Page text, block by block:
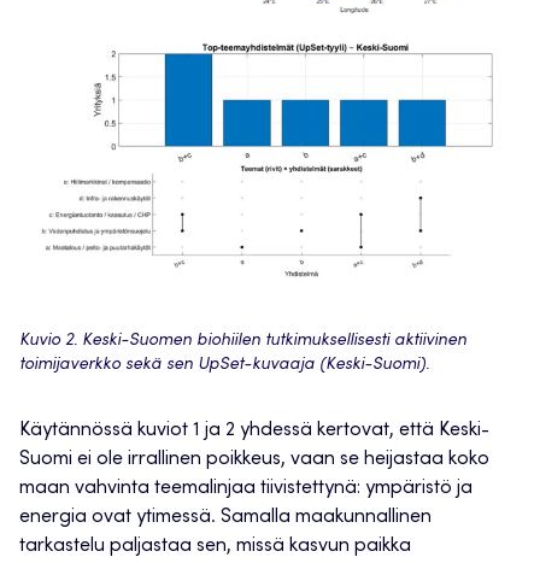
Kuvio 2. Keski-Suomen biohiilen tutkimuksellisesti aktiivinen
toimijaverkko sekä sen UpSet-kuvaaja (Keski-Suomi).
Käytännössä kuviot 1 ja 2 yhdessä kertovat, että Keski-
Suomi ei ole irrallinen poikkeus, vaan se heijastaa koko
maan vahvinta teemalinjaa tiivistettynä: ympäristö ja
energia ovat ytimessä. Samalla maakunnallinen
tarkastelu paljastaa sen, missä kasvun paikka